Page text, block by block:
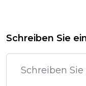
Schreiben Sie